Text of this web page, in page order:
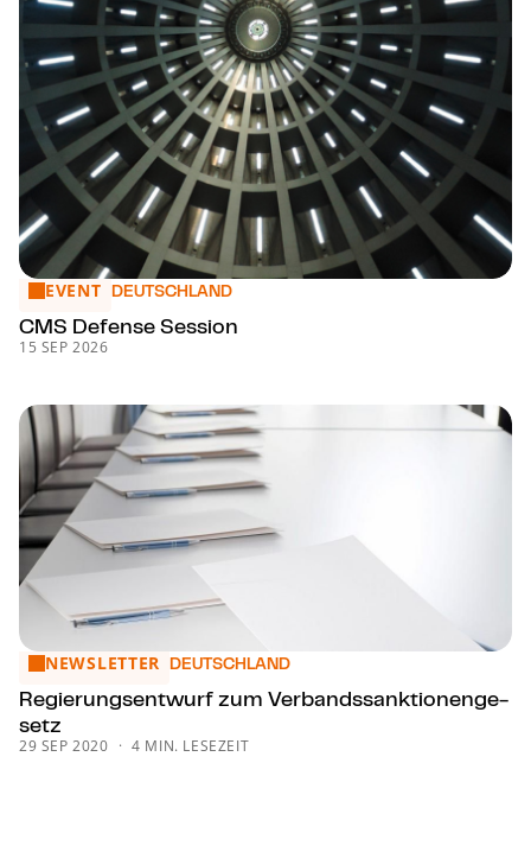
CMS Defense Session
EVENT DEUTSCHLAND
CMS Defense Session
15 SEP 2026
Re­gie­rungs­ent­wurf zum Ver­bands­sank­tio­nen­ge­setz
NEWSLETTER DEUTSCHLAND
Re­gie­rungs­ent­wurf zum Ver­bands­sank­tio­nen­ge­
setz
29 SEP 2020 4 MIN. LESEZEIT